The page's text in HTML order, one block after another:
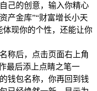
己的创意，输入你精心
产金库”“财富增长小天
体现你的个性，还能让你
称后，点击页面右上角
最后添上点睛之笔一
钱包名称，你再回到钱